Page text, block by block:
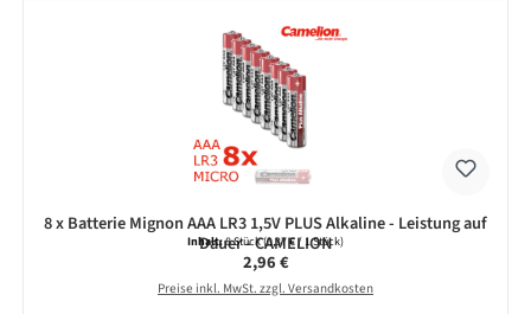
8 x Batterie Mignon AAA LR3 1,5V PLUS Alkaline - Leistung auf
Dauer - CAMELION
Inhalt:8 Stück(0,37 € / 1 Stück)
Regulärer Preis:
2,96 €
Preise inkl. MwSt. zzgl. Versandkosten